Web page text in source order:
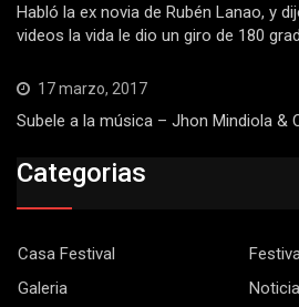
Habló la ex novia de Rubén Lanao, y
videos la vida le dio un giro de 180
17 marzo, 2017
Subele a la música – Jhon Mindiola &
Categorias
Casa Festival
Galeria